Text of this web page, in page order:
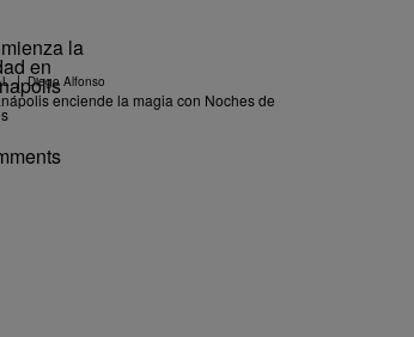
| Diego Alfonso
enciende la magia con Noches de